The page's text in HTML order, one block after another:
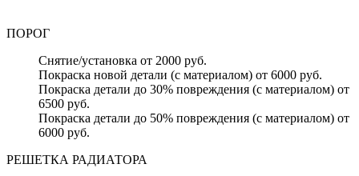
ПОРОГ
Снятие/установка от 2000 руб.
Покраска новой детали (с материалом) от 6000 руб.
Покраска детали до 30% повреждения (с материалом) от
6500 руб.
Покраска детали до 50% повреждения (с материалом) от
6000 руб.
РЕШЕТКА РАДИАТОРА